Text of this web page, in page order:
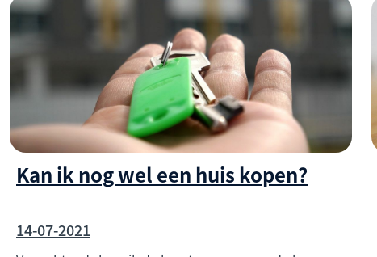
Kan ik nog wel een huis kopen?
14-07-2021